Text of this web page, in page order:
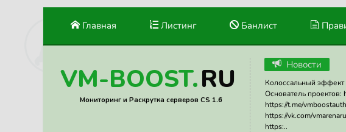
Главная Листинг Банлист
VM-BOOST.RU
Мониторинг и Раскрутка серверов CS 1.6
Новости
Колоссальный эффект
Основатель проектов:
https://t.me/
https://vk.com/vmarenaru
https:..